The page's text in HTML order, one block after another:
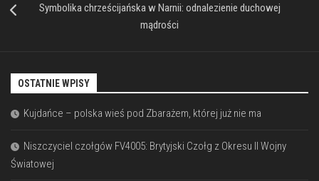
Symbolika chrześcijańska w Narnii: odnalezienie duchowej
mądrości
OSTATNIE WPISY
Kujdańce – polska wieś pod Zbarażem, której już nie ma
Niszczyciel czołgów FV4005: Brytyjski Czołg z Okresu II Wojny
Światowej